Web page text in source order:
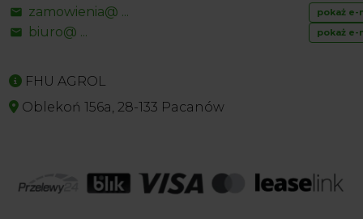
zamowienia@ ... pokaż e-
biuro@ ... pokaż e-
FHU AGROL
Oblekoń 156a, 28-133 Pacanów